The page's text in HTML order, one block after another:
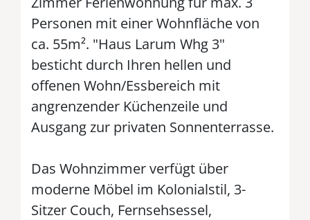
Personen mit einer Wohnfläche von
ca. 55m². "Haus Larum Whg 3"
besticht durch Ihren hellen und
offenen Wohn/Essbereich mit
angrenzender Küchenzeile und
Ausgang zur privaten Sonnenterrasse.
Das Wohnzimmer verfügt über
moderne Möbel im Kolonialstil, 3-
Sitzer Couch, Fernsehsessel,